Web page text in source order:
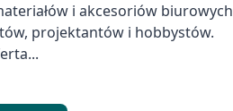
i akcesoriów biurowych
projektantów i hobbystów.